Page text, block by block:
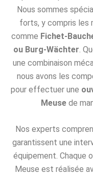
Nous sommes
forts, y compris les
comme Fichet-
ou Burg-Wächter .
une combinaison
nous avons les
pour effectuer une
Meuse de
Nos experts
garantissent une
équipement.
Meuse est réalisée